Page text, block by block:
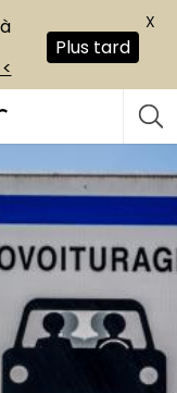
à
Plus tard
X